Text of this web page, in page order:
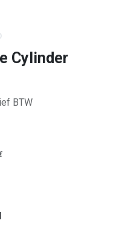
Cylinder
BTW